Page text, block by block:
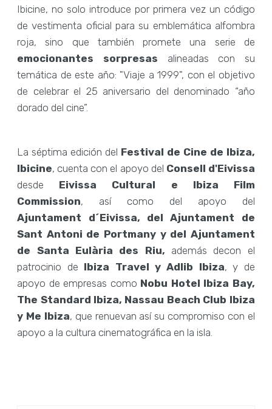
Ibicine, no solo introduce por primera vez un código
de vestimenta oficial para su emblemática alfombra
roja, sino que también promete una serie de
emocionantes sorpresas alineadas con su
temática de este año: "Viaje a 1999", con el objetivo
de celebrar el 25 aniversario del denominado “año
dorado del cine”.
La séptima edición del Festival de Cine de Ibiza,
Ibicine, cuenta con el apoyo del Consell d'Eivissa
desde Eivissa Cultural e Ibiza Film
Commission, así como del apoyo del
Ajuntament d´Eivissa, del Ajuntament de
Sant Antoni de Portmany y del Ajuntament
de Santa Eulària des Riu, además decon el
patrocinio de Ibiza Travel y Adlib Ibiza, y de
apoyo de empresas como Nobu Hotel Ibiza Bay,
The Standard Ibiza, Nassau Beach Club Ibiza
y Me Ibiza, que renuevan así su compromiso con el
apoyo a la cultura cinematográfica en la isla.